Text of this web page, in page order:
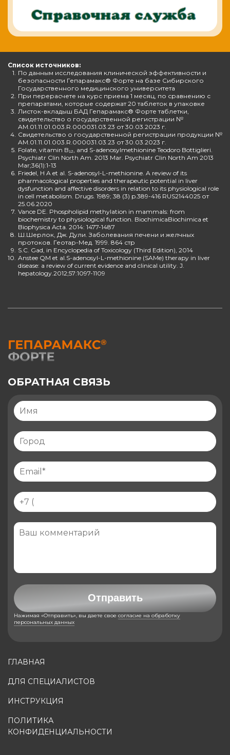
Список источников:
1. По данным исследования клинической эффективности и
безопасности Гепарамакс® Форте на базе Сибирского
Государственного медицинского университета
2. При перерасчете на курс приема 1 месяц, по сравнению с
препаратами, которые содержат 20 таблеток в упаковке
3. Листок-вкладыш БАД Гепарамакс® Форте таблетки,
свидетельство о государственной регистрации №
AM.01.11.01.003.R.000031.03.23 от 30.03.2023 г.
4. Свидетельство о государственной регистрации продукции №
AM.01.11.01.003.R.000031.03.23 от 30.03.2023 г.
5. Folate, vitamin B₁₂, and S-adenosylmethionine Teodoro Bottiglieri.
Psychiatr Clin North Am. 2013 Mar. Psychiatr Clin North Am 2013
Mar;36(1):1-13
6. Friedel, H A et al. S-adenosyl-L-methionine. A review of its
pharmacological properties and therapeutic potential in liver
dysfunction and affective disorders in relation to its physiological role
in cell metabolism. Drugs. 1989; 38 (3) p.389-416 RUS2144025 от
25.06.2020
7. Vance DE. Phospholipid methylation in mammals: from
biochemistry to physiological function. BiochimicaBiochimica et
Biophysica Acta. 2014: 1477-1487
8. Ш.Шерлок, Дж. Дули. Заболевания печени и желчных
протоков. Геотар-Мед. 1999. 864 стр
9. S.C. Gad, in Encyclopedia of Toxicology (Third Edition), 2014
10. Anstee QM et al.S-adenosyl-L-methionine (SAMe) therapy in liver
disease: a review of current evidence and clinical utility. J.
hepatology.2012;57:1097-1109
ГЛАВНАЯ
ДЛЯ СПЕЦИАЛИСТОВ
ИНСТРУКЦИЯ
ПОЛИТИКА
КОНФИДЕНЦИАЛЬНОСТИ
ОБРАТНАЯ СВЯЗЬ
Отправить
Нажимая «Отправить», вы даете свое согласие на обработку
персональных данных